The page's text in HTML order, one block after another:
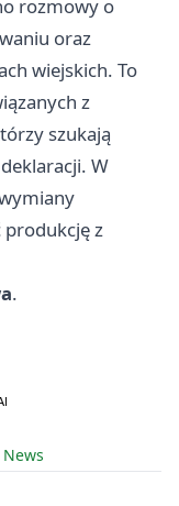
rozmowy o
oraz
wiejskich. To
z
szukają
W
produkcję z
.